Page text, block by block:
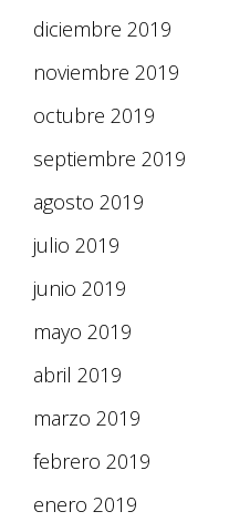
diciembre 2019
noviembre 2019
octubre 2019
septiembre 2019
agosto 2019
julio 2019
junio 2019
mayo 2019
abril 2019
marzo 2019
febrero 2019
enero 2019